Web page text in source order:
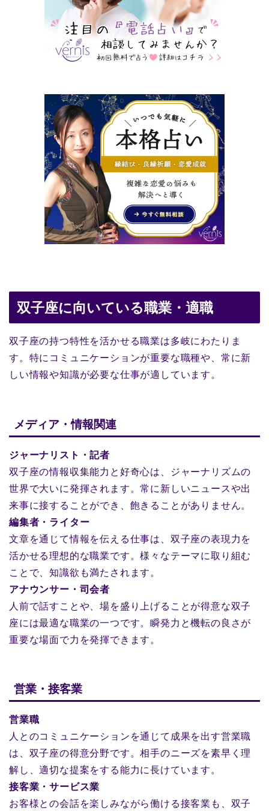
双子座に向いている職業・適職
双子座の持つ特性を活かせる職業は多岐にわたりま
す。特にコミュニケーションが重要な職種や、常に新
しい情報や知識が必要な仕事が適しています。
メディア・情報関連
ジャーナリスト・記者
双子座の情報収集能力と好奇心は、ジャーナリズムの
世界で大いに発揮されます。常に新しいニュースや出
来事に接することができ、飽きることがありません。
編集者・ライター
文章を通じて情報を伝える仕事は、双子座の表現力を
活かせる理想的な職業です。様々なテーマに取り組む
ことで、知識欲も満たされます。
アナウンサー・司会者
人前で話すことや、場を盛り上げることが得意な双子
座には最適な職業の一つです。瞬発力と機転の良さが
重要な場面で力を発揮できます。
営業・接客業
営業職
人とのコミュニケーションを通じて成果を出す営業職
は、双子座の得意分野です。相手のニーズを素早く理
解し、適切な提案をする能力に長けています。
接客業・サービス業
お客様との会話を楽しみながら働ける接客業も、双子